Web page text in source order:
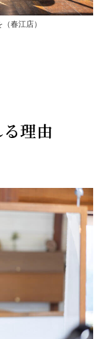
春江店）
理由